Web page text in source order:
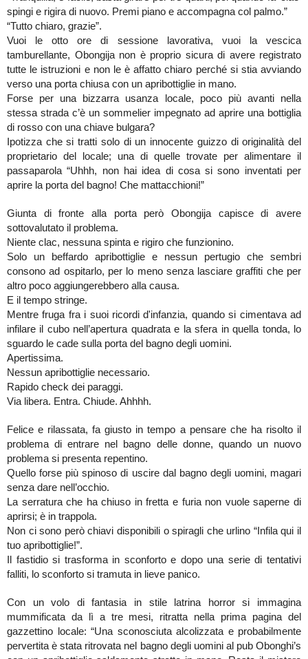
spingi e rigira di nuovo. Premi piano e accompagna col palmo.”
“Tutto chiaro, grazie”.
Vuoi le otto ore di sessione lavorativa, vuoi la vescica
tamburellante, Obongija non è proprio sicura di avere registrato
tutte le istruzioni e non le è affatto chiaro perché si stia avviando
verso una porta chiusa con un apribottiglie in mano.
Forse per una bizzarra usanza locale, poco più avanti nella
stessa strada c’è un sommelier impegnato ad aprire una bottiglia
di rosso con una chiave bulgara?
Ipotizza che si tratti solo di un innocente guizzo di originalità del
proprietario del locale; una di quelle trovate per alimentare il
passaparola “Uhhh, non hai idea di cosa si sono inventati per
aprire la porta del bagno! Che mattacchioni!”
Giunta di fronte alla porta però Obongija capisce di avere
sottovalutato il problema.
Niente clac, nessuna spinta e rigiro che funzionino.
Solo un beffardo apribottiglie e nessun pertugio che sembri
consono ad ospitarlo, per lo meno senza lasciare graffiti che per
altro poco aggiungerebbero alla causa.
E il tempo stringe.
Mentre fruga fra i suoi ricordi d'infanzia, quando si cimentava ad
infilare il cubo nell’apertura quadrata e la sfera in quella tonda, lo
sguardo le cade sulla porta del bagno degli uomini.
Apertissima.
Nessun apribottiglie necessario.
Rapido check dei paraggi.
Via libera. Entra. Chiude. Ahhhh.
Felice e rilassata, fa giusto in tempo a pensare che ha risolto il
problema di entrare nel bagno delle donne, quando un nuovo
problema si presenta repentino.
Quello forse più spinoso di uscire dal bagno degli uomini, magari
senza dare nell’occhio.
La serratura che ha chiuso in fretta e furia non vuole saperne di
aprirsi; è in trappola.
Non ci sono però chiavi disponibili o spiragli che urlino “Infila qui il
tuo apribottiglie!”.
Il fastidio si trasforma in sconforto e dopo una serie di tentativi
falliti, lo sconforto si tramuta in lieve panico.
Con un volo di fantasia in stile latrina horror si immagina
mummificata da lì a tre mesi, ritratta nella prima pagina del
gazzettino locale: “Una sconosciuta alcolizzata e probabilmente
pervertita è stata ritrovata nel bagno degli uomini al pub Obonghi’s